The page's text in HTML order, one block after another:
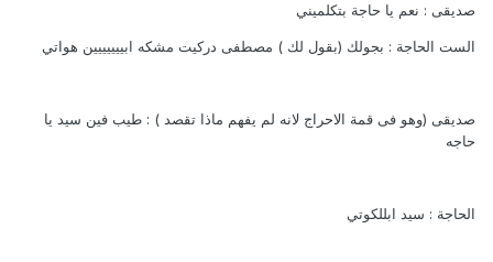
صديقى : نعم يا حاجة بتكلميني
الست الحاجة : بجولك (بقول لك ) مصطفى دركيت مشكه ابييييييين هواتي
صديقى (وهو فى قمة الاحراج لانه لم يفهم ماذا تقصد ) : طيب فين سيد يا
حاجه
الحاجة : سيد ابللكوتي